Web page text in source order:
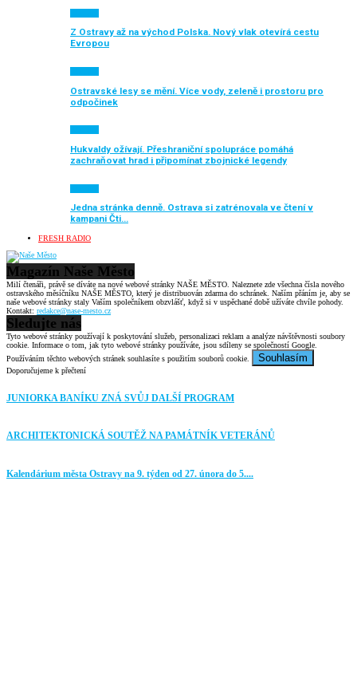
Z Ostravy až na východ Polska. Nový vlak otevírá cestu
Evropou
Ostravské lesy se mění. Více vody, zeleně i prostoru pro
odpočinek
Hukvaldy ožívají. Přeshraniční spolupráce pomáhá
zachraňovat hrad i připomínat zbojnické legendy
Jedna stránka denně. Ostrava si zatrénovala ve čtení v
kampani Čti…
FRESH RADIO
Magazín Naše Město
Milí čtenáři, právě se díváte na nové webové stránky NAŠE MĚSTO. Naleznete zde všechna čísla nového
ostravského měsíčníku NAŠE MĚSTO, který je distribuován zdarma do schránek. Naším přáním je, aby se
naše webové stránky staly Vaším společníkem obzvlášť, když si v uspěchané době užíváte chvíle pohody.
Kontakt: redakce@nase-mesto.cz
Sledujte nás
Tyto webové stránky používají k poskytování služeb, personalizaci reklam a analýze návštěvnosti soubory
cookie. Informace o tom, jak tyto webové stránky používáte, jsou sdíleny se společností Google.
Používáním těchto webových stránek souhlasíte s použitím souborů cookie.
Souhlasím
Doporučujeme k přečtení
JUNIORKA BANÍKU ZNÁ SVŮJ DALŠÍ PROGRAM
ARCHITEKTONICKÁ SOUTĚŽ NA PAMÁTNÍK VETERÁNŮ
Kalendárium města Ostravy na 9. týden od 27. února do 5....